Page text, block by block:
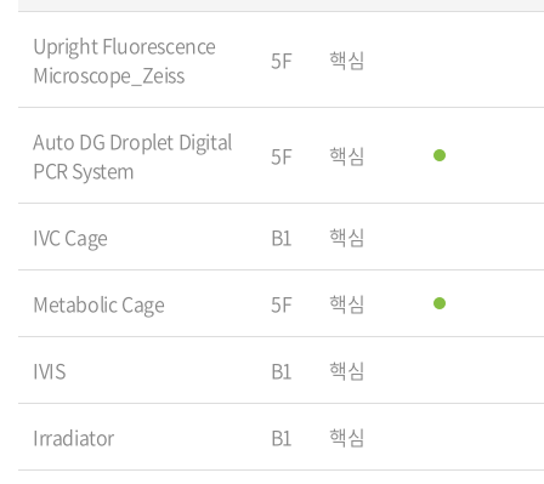
Upright Fluorescence
Microscope_Zeiss
5F 핵심
Auto DG Droplet Digital
PCR System
5F 핵심
IVC Cage B1 핵심
Metabolic Cage 5F 핵심
IVIS B1 핵심
Irradiator B1 핵심